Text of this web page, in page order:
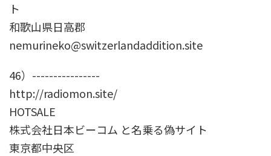
ト
和歌山県日高郡
nemurineko@switzerlandaddition.site
46）----------------
http://radiomon.site/
HOTSALE
株式会社日本ビーコム と名乗る偽サイト
東京都中央区